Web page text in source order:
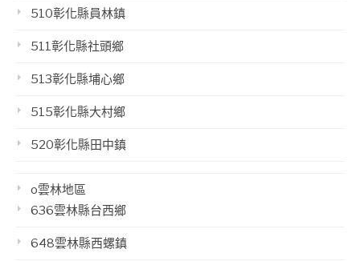
510彰化縣員林鎮
511彰化縣社頭鄉
513彰化縣埔心鄉
515彰化縣大村鄉
520彰化縣田中鎮
o雲林地區
636雲林縣台西鄉
648雲林縣西螺鎮